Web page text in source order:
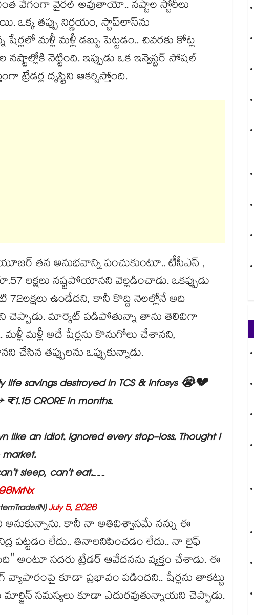
వేగంగా వైరల్ అవుతాయో.. నష్టాల స్టోరీలు
ఒక్క తప్పు నిర్ణయం, స్టాప్‌లాస్‌ను
మళ్లీ మళ్లీ డబ్బు పెట్టడం.. చివరకు కోట్ల
నెట్టింది. ఇప్పుడు ఒక ఇన్వెస్టర్ సోషల్
దృష్టిని ఆకర్షిస్తోంది.
యూజర్ తన అనుభవాన్ని పంచుకుంటూ.. టీసీఎస్ ,
లక్షలు నష్టపోయానని వెల్లడించాడు. ఒకప్పుడు
ఉండేదని, కానీ కొద్ది నెలల్లోనే అది
చెప్పాడు. మార్కెట్ పడిపోతున్నా తాను తెలివిగా
మళ్లీ అదే షేర్లను కొనుగోలు చేశానని,
చేసిన తప్పులను ఒప్పుకున్నాడు.
life savings destroyed in TCS & Infosys 😭💔
CRORE in months.
like an idiot. Ignored every stop-loss. Thought I
sleep, can’t eat.…
July 5, 2026
కానీ నా అతివిశ్వాసమే నన్ను ఈ
పట్టడం లేదు.. తినాలనిపించడం లేదు.. నా లైఫ్
అంటూ సదరు ట్రేడర్ ఆవేదనను వ్యక్తం చేశాడు. ఈ
వ్యాపారంపై కూడా ప్రభావం పడిందని.. షేర్లను తాకట్టు
మార్జిన్ సమస్యలు కూడా ఎదురవుతున్నాయని చెప్పాడు.